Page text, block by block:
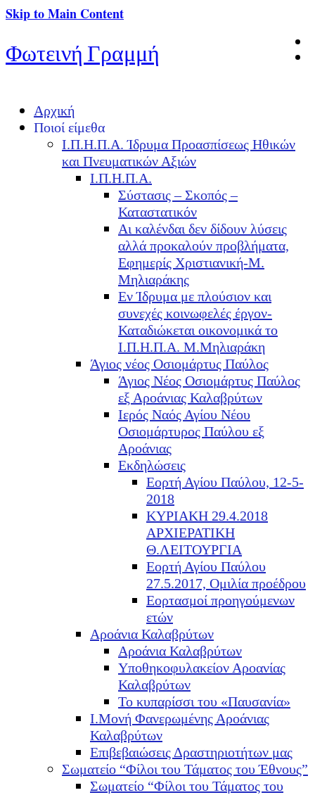
Skip to Main Content
Φωτεινή Γραμμή
Αρχική
Ποιοί είμεθα
Ι.Π.Η.Π.Α. Ίδρυμα Προασπίσεως Ηθικών
και Πνευματικών Αξιών
Ι.Π.Η.Π.Α.
Σύστασις – Σκοπός –
Καταστατικόν
Αι καλένδαι δεν δίδουν λύσεις
αλλά προκαλούν προβλήματα,
Εφημερίς Χριστιανική-Μ.
Μηλιαράκης
Εν Ίδρυμα με πλούσιον και
συνεχές κοινωφελές έργον-
Καταδιώκεται οικονομικά το
Ι.Π.Η.Π.Α. Μ.Μηλιαράκη
Άγιος νέος Οσιομάρτυς Παύλος
Άγιος Νέος Οσιομάρτυς Παύλος
εξ Αροάνιας Καλαβρύτων
Ιερός Ναός Αγίου Νέου
Οσιομάρτυρος Παύλου εξ
Αροάνιας
Εκδηλώσεις
Εορτή Αγίου Παύλου, 12-5-
2018
ΚΥΡΙΑΚΗ 29.4.2018
ΑΡΧΙΕΡΑΤΙΚΗ
Θ.ΛΕΙΤΟΥΡΓΙΑ
Εορτή Αγίου Παύλου
27.5.2017, Ομιλία προέδρου
Εορτασμοί προηγούμενων
ετών
Αροάνια Καλαβρύτων
Αροάνια Καλαβρύτων
Υποθηκοφυλακείον Αροανίας
Καλαβρύτων
Το κυπαρίσσι του «Παυσανία»
Ι.Μονή Φανερωμένης Αροάνιας
Καλαβρύτων
Επιβεβαιώσεις Δραστηριοτήτων μας
Σωματείο “Φίλοι του Τάματος του Έθνους”
Σωματείο “Φίλοι του Τάματος του